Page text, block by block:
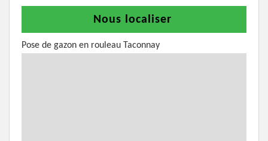
Nous localiser
Pose de gazon en rouleau Taconnay